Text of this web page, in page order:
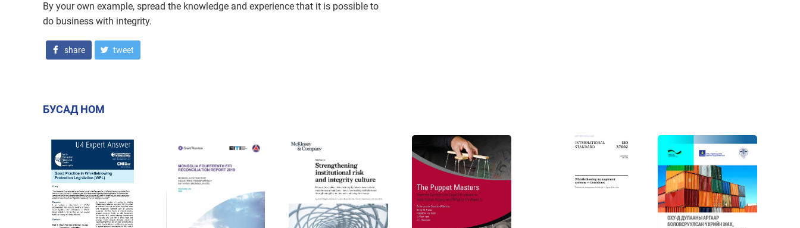
By your own example, spread the knowledge and experience that it is possible to
do business with integrity.
share tweet
БУСАД НОМ